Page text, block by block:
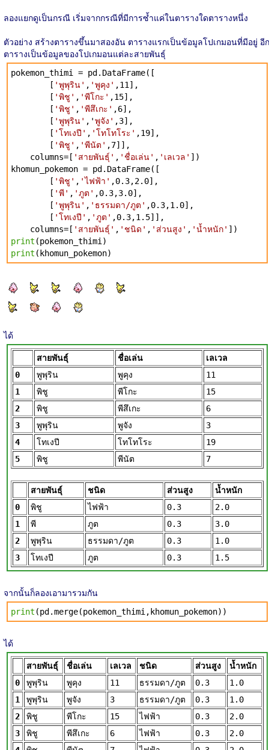
ลองแยกดูเป็นกรณี เริ่มจากกรณีที่มีการซ้ำแค่ในตารางใดตารางหนึ่ง
ตัวอย่าง สร้างตารางขึ้นมาสองอัน ตารางแรกเป็นข้อมูลโปเกมอนที่มีอยู่ อีก
ตารางเป็นข้อมูลของโปเกมอนแต่ละสายพันธุ์
pokemon_thimi = pd.DataFrame([
[ 'พูพุริน' , 'พูคุง' ,11],
[ 'พิชู' , 'พีโกะ' ,15],
[ 'พิชู' , 'พีสึเกะ' ,6],
[ 'พูพุริน' ,'พูจัง' ,3],
[ 'โทเงปี' , 'โทโทโระ' ,19],
[ 'พิชู' , 'พีนัต' ,7]],
columns=[ 'สายพันธุ์' , 'ชื่อเล่น' , 'เลเวล' ])
khomun_pokemon = pd.DataFrame([
[ 'พิชู' , 'ไฟฟ้า' ,0.3,2.0],
[ 'พี' , 'ภูต' ,0.3,3.0],
[ 'พูพุริน' , 'ธรรมดา/ภูต' ,0.3,1.0],
[ 'โทเงปี' , 'ภูต' ,0.3,1.5]],
columns=[ 'สายพันธุ์' , 'ชนิด' , 'ส่วนสูง' , 'น้ำหนัก' ])
print (pokemon_thimi)
print (khomun_pokemon)
ได้
สายพันธุ์ ชื่อเล่น
เลเวล
0
พูพุริน พูคุง
11
1
พิชู พีโกะ
15
2
พิชู พีสึเกะ
6
3
พูพุริน พูจัง
3
4
โทเงปี โทโทโระ
19
5
พิชู พีนัต 7
สายพันธุ์ ชนิด ส่วนสูง
น้ำหนัก
0
พิชู ไฟฟ้า 0.3
2.0
1
พี ภูต 0.3
3.0
2
พูพุริน ธรรมดา/ภูต 0.3
1.0
3
โทเงปี ภูต 0.3 1.5
จากนั้นก็ลองเอามารวมกัน
print (pd.merge(pokemon_thimi,khomun_pokemon))
ได้
สายพันธุ์ ชื่อเล่น เลเวล ชนิด ส่วนสูง
น้ำหนัก
0
พูพุริน พูคุง 11 ธรรมดา/ภูต 0.3
1.0
1
พูพุริน พูจัง 3 ธรรมดา/ภูต 0.3
1.0
2
พิชู พีโกะ 15 ไฟฟ้า 0.3
2.0
3
พิชู พีสึเกะ 6 ไฟฟ้า 0.3
2.0